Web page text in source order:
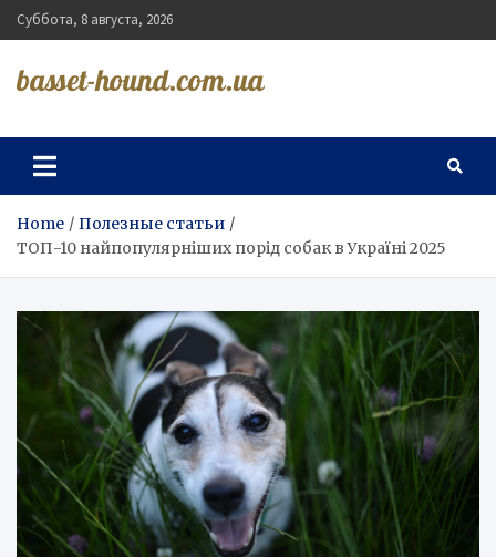
Skip
to
Суббота, 8 августа, 2026
basset-hound.com.ua
Home
Полезные статьи
ТОП-10 найпопулярніших порід собак в Україні 2025